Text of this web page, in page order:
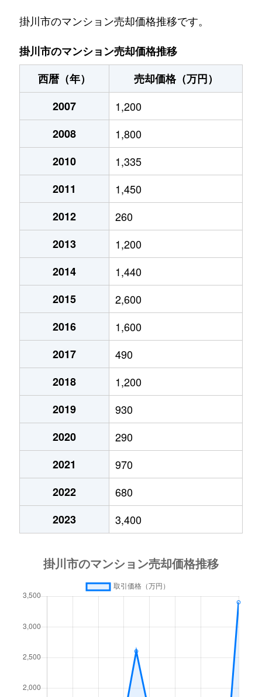
掛川市のマンション売却価格推移です。
掛川市のマンション売却価格推移
西暦（年）
売却価格（万円）
2007
1,200
2008
1,800
2010
1,335
2011
1,450
2012
260
2013
1,200
2014
1,440
2015
2,600
2016
1,600
2017
490
2018
1,200
2019
930
2020
290
2021
970
2022
680
2023
3,400